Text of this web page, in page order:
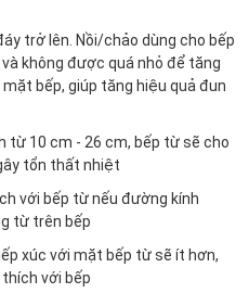
trở lên. Nồi/chảo dùng cho bếp
không được quá nhỏ để tăng
bếp, giúp tăng hiệu quả đun
từ 10 cm - 26 cm, bếp từ sẽ cho
tổn thất nhiệt
với bếp từ nếu đường kính
từ trên bếp
xúc với mặt bếp từ sẽ ít hơn,
với bếp